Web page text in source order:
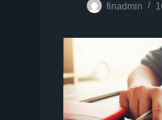
finadmin